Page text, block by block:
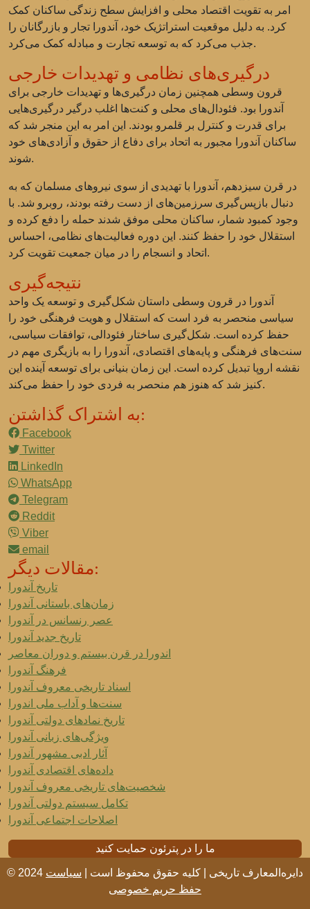
امر به تقویت اقتصاد محلی و افزایش سطح زندگی ساکنان کمک
کرد. به دلیل موقعیت استراتژیک خود، آندورا تجار و بازرگانان را
جذب می‌کرد که به توسعه تجارت و مبادله کمک می‌کرد.
درگیری‌های نظامی و تهدیدات خارجی
قرون وسطی همچنین زمان درگیری‌ها و تهدیدات خارجی برای
آندورا بود. فئودال‌های محلی و کنت‌ها اغلب درگیر درگیری‌هایی
برای قدرت و کنترل بر قلمرو بودند. این امر به این منجر شد که
ساکنان آندورا مجبور به اتحاد برای دفاع از حقوق و آزادی‌های خود
شوند.
در قرن سیزدهم، آندورا با تهدیدی از سوی نیروهای مسلمان که به
دنبال بازپس‌گیری سرزمین‌های از دست رفته بودند، روبرو شد. با
وجود کمبود شمار، ساکنان محلی موفق شدند حمله را دفع کرده و
استقلال خود را حفظ کنند. این دوره فعالیت‌های نظامی، احساس
اتحاد و انسجام را در میان جمعیت تقویت کرد.
نتیجه‌گیری
آندورا در قرون وسطی داستان شکل‌گیری و توسعه یک واحد
سیاسی منحصر به فرد است که استقلال و هویت فرهنگی خود را
حفظ کرده است. شکل‌گیری ساختار فئودالی، توافقات سیاسی،
سنت‌های فرهنگی و پایه‌های اقتصادی، آندورا را به بازیگری مهم در
نقشه اروپا تبدیل کرده است. این زمان بنیانی برای توسعه آینده این
کنیز شد که هنوز هم منحصر به فردی خود را حفظ می‌کند.
به اشتراک گذاشتن:
Facebook
Twitter
LinkedIn
WhatsApp
Telegram
Reddit
Viber
email
مقالات دیگر:
تاریخ آندورا
زمان‌های باستانی آندورا
عصر رنسانس در آندورا
تاریخ جدید آندورا
اندورا در قرن بیستم و دوران معاصر
فرهنگ آندورا
اسناد تاریخی معروف آندورا
سنت‌ها و آداب ملی اندورا
تاریخ نمادهای دولتی آندورا
ویژگی‌های زبانی آندورا
آثار ادبی مشهور آندورا
داده‌های اقتصادی آندورا
شخصیت‌های تاریخی معروف آندورا
تکامل سیستم دولتی آندورا
اصلاحات اجتماعی آندورا
ما را در پترئون حمایت کنید
© 2024 دایره‌المعارف تاریخی | کلیه حقوق محفوظ است | سیاست
حفظ حریم خصوصی